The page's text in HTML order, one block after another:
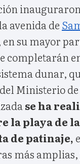
avenida de
su mayor
completarán
dunar,
Ministerio
se ha
la playa de
de patinaje,
más